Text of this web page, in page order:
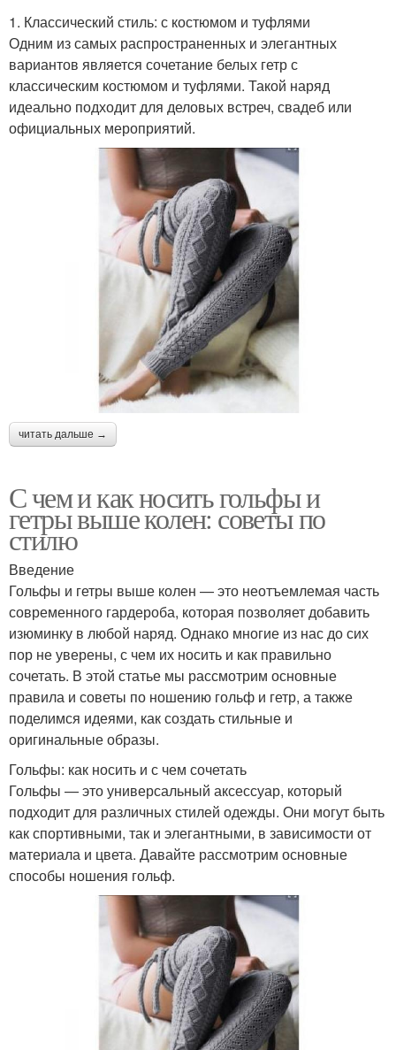
1. Классический стиль: с костюмом и туфлями
Одним из самых распространенных и элегантных
вариантов является сочетание белых гетр с
классическим костюмом и туфлями. Такой наряд
идеально подходит для деловых встреч, свадеб или
официальных мероприятий.
читать дальше →
С чем и как носить гольфы и
гетры выше колен: советы по
стилю
Введение
Гольфы и гетры выше колен — это неотъемлемая часть
современного гардероба, которая позволяет добавить
изюминку в любой наряд. Однако многие из нас до сих
пор не уверены, с чем их носить и как правильно
сочетать. В этой статье мы рассмотрим основные
правила и советы по ношению гольф и гетр, а также
поделимся идеями, как создать стильные и
оригинальные образы.
Гольфы: как носить и с чем сочетать
Гольфы — это универсальный аксессуар, который
подходит для различных стилей одежды. Они могут быть
как спортивными, так и элегантными, в зависимости от
материала и цвета. Давайте рассмотрим основные
способы ношения гольф.